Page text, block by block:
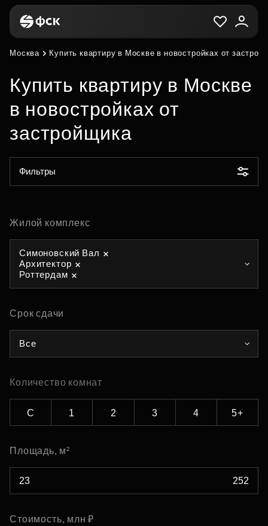
Москва Купить квартиру в Москве в новостройках от
Купить квартиру в Москве
в новостройках от
застройщика
Фильтры
Жилой комплекс
Симоновский Вал
Архитектор
Роттердам
Срок сдачи
Все
Количество комнат
С 1 2 3 4 5+
Площадь, м²
Стоимость, млн ₽